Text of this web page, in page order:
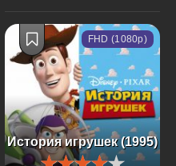
История игрушек (1995)
FHD (1080p)